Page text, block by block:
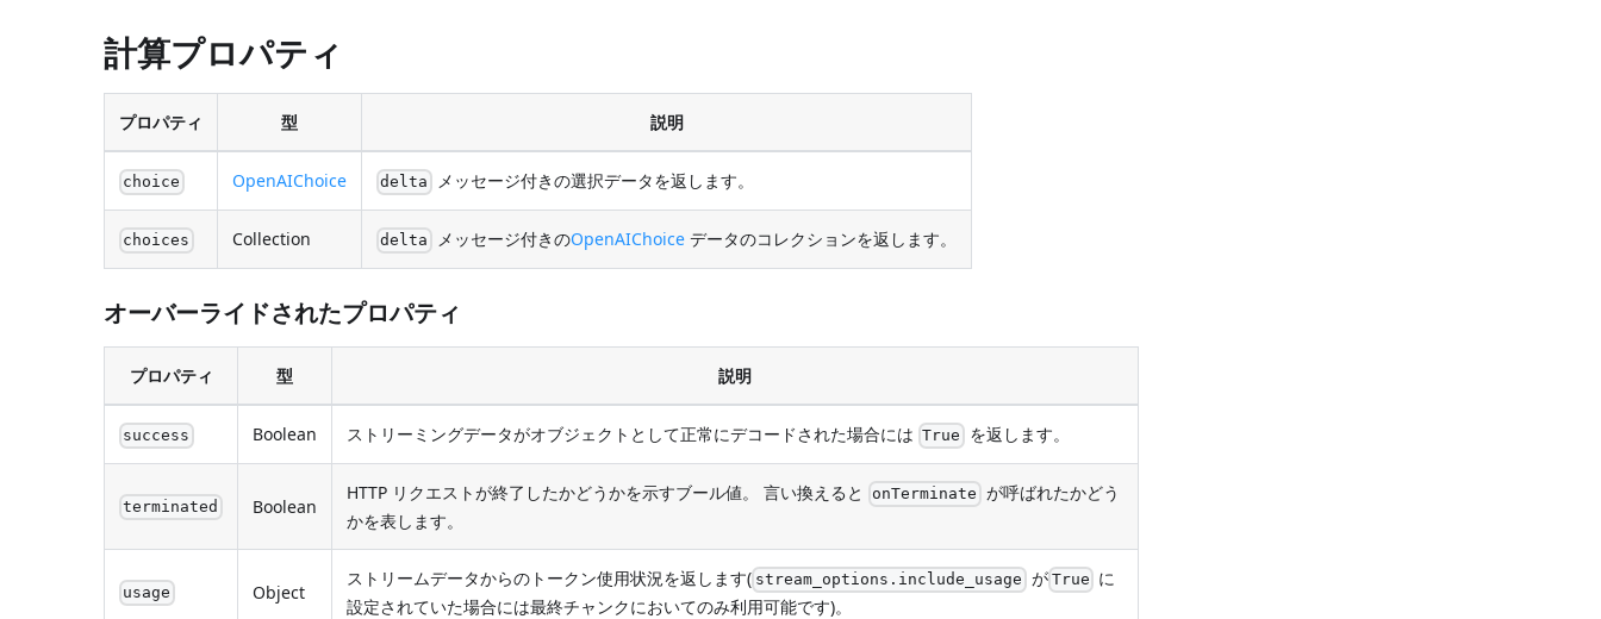
計算プロパティ
プロパティ 型 説明
choice OpenAIChoice delta メッセージ付きの選択データを返します。
choices Collection delta メッセージ付きのOpenAIChoiceデータのコレクションを返します。
オーバーライドされたプロパティ
プロパティ 型 説明
success Boolean ストリーミングデータがオブジェクトとして正常にデコードされた場合には True を返します。
terminated Boolean
HTTP リクエストが終了したかどうかを示すブール値。 言い換えると onTerminate が呼ばれたかどう
かを表します。
usage Object
ストリームデータからのトークン使用状況を返します( stream_options.include_usage が True に
設定されていた場合には最終チャンクにおいてのみ利用可能です)。